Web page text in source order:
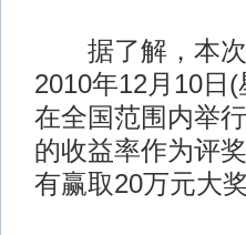
据了解，本次
2010年12月10日
在全国范围内举
的收益率作为评
有赢取20万元大